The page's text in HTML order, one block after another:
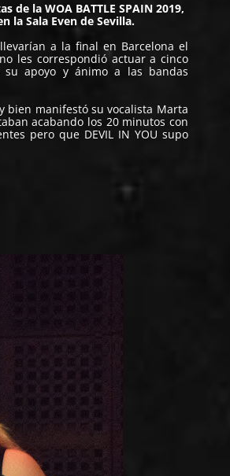
de la WOA BATTLE SPAIN2019,
laSala Even de Sevilla.
a la final en Barcelona el
les correspondió actuar a cinco
su apoyo y ánimo a las bandas
bien manifestó su vocalista Marta
acabando los 20 minutos con
pero que DEVIL IN YOU supo